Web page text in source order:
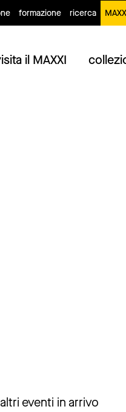
formazione ricerca
il MAXXI
altri eventi in arrivo